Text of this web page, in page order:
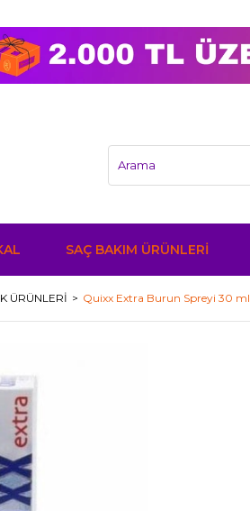
SAÇ BAKIM ÜRÜNLERİ
ÜRÜNLERİ Quixx Extra Burun Spreyi 30 ml